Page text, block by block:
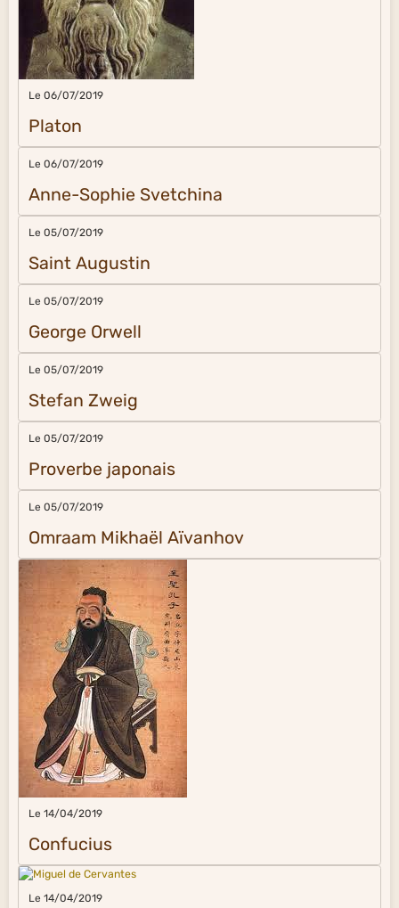
Le 06/07/2019
Platon
Le 06/07/2019
Anne-Sophie Svetchina
Le 05/07/2019
Saint Augustin
Le 05/07/2019
George Orwell
Le 05/07/2019
Stefan Zweig
Le 05/07/2019
Proverbe japonais
Le 05/07/2019
Omraam Mikhaël Aïvanhov
Le 14/04/2019
Confucius
Le 14/04/2019